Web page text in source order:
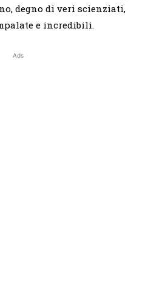
degno di veri scienziati,
e incredibili.
Ads